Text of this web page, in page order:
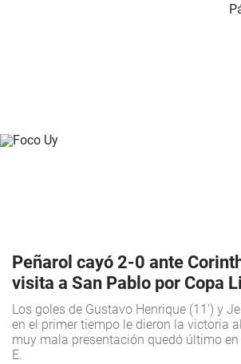
Peñarol cayó 2-0 ante
visita a San Pablo por Copa
Los goles de Gustavo Henrique (11') y
en el primer tiempo le dieron la victoria
muy mala presentación quedó último
E.